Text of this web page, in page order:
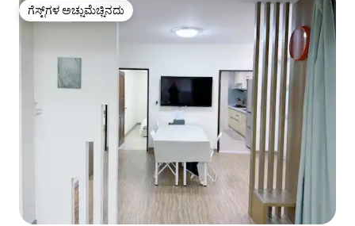
ಗೆಸ್ಟ್‌ಗಳ ಅಚ್ಚುಮೆಚ್ಚಿನದು
ಗೆಸ್ಟ್‌ಗಳ ಅಚ್ಚುಮೆಚ್ಚಿನದು